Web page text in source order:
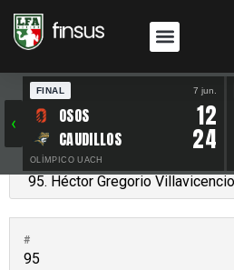
‹
FINAL 7 jun.
OSOS 12
CAUDILLOS 24
OLÍMPICO UACH
#
95